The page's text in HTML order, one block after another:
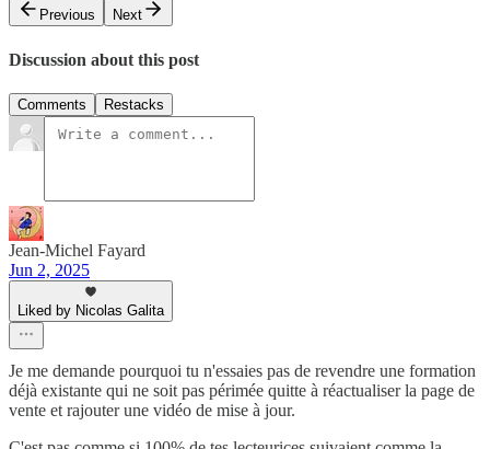
Previous
Next
Discussion about this post
Comments Restacks
Jean-Michel Fayard
Jun 2, 2025
Liked by Nicolas Galita
Je me demande pourquoi tu n'essaies pas de revendre une formation
déjà existante qui ne soit pas périmée quitte à réactualiser la page de
vente et rajouter une vidéo de mise à jour.